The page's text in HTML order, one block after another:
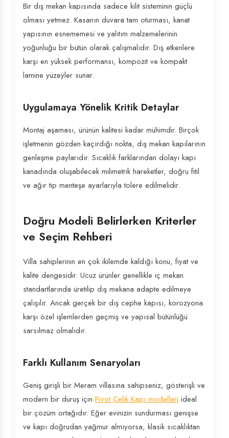
Bir dış mekan kapısında sadece kilit sisteminin güçlü
olması yetmez. Kasanın duvara tam oturması, kanat
yapısının esnememesi ve yalıtım malzemelerinin
yoğunluğu bir bütün olarak çalışmalıdır. Dış etkenlere
karşı en yüksek performansı, kompozit ve kompakt
lamine yüzeyler sunar.
Uygulamaya Yönelik Kritik Detaylar
Montaj aşaması, ürünün kalitesi kadar mühimdir. Birçok
işletmenin gözden kaçırdığı nokta, dış mekan kapılarının
genleşme paylarıdır. Sıcaklık farklarından dolayı kapı
kanadında oluşabilecek milimetrik hareketler, doğru fitil
ve ağır tip menteşe ayarlarıyla tolere edilmelidir.
Doğru Modeli Belirlerken Kriterler
ve Seçim Rehberi
Villa sahiplerinin en çok ikilemde kaldığı konu, fiyat ve
kalite dengesidir. Ucuz ürünler genellikle iç mekan
standartlarında üretilip dış mekana adapte edilmeye
çalışılır. Ancak gerçek bir dış cephe kapısı, korozyona
karşı özel işlemlerden geçmiş ve yapısal bütünlüğü
sarsılmaz olmalıdır.
Farklı Kullanım Senaryoları
Geniş girişli bir Meram villasına sahipseniz, gösterişli ve
modern bir duruş için Pivot Çelik Kapı modelleri ideal
bir çözüm ortağıdır. Eğer evinizin sundurması genişse
ve kapı doğrudan yağmur almıyorsa, klasik sıcaklıktan